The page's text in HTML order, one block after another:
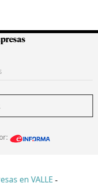
en VALLE -